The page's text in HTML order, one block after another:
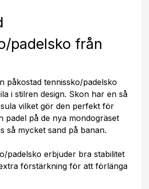
padelsko från
påkostad tennissko/padelsko
i stilren design. Skon har en så
vilket gör den perfekt för
padel på de nya mondogräset
så mycket sand på banan.
padelsko erbjuder bra stabilitet
förstärkning för att förlänga